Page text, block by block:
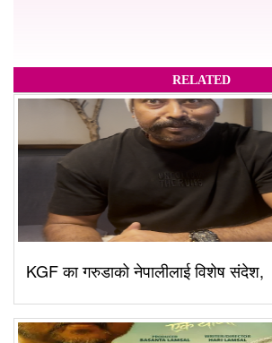
RELATED
KGF का गरुडाको नेपालीलाई विशेष संदेश,